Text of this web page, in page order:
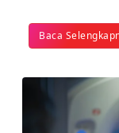
Baca